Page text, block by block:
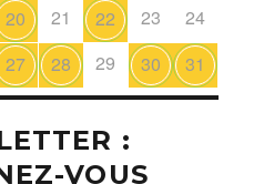
20 21 22 23
24
27 28 29 30 31
:
VOUS